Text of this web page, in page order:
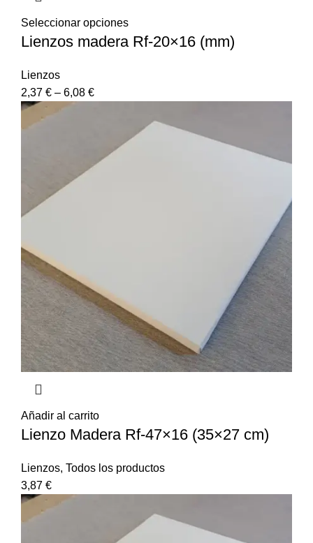
Seleccionar opciones
Lienzos madera Rf-20×16 (mm)
Lienzos
2,37 € – 6,08 €
Añadir al carrito
Lienzo Madera Rf-47×16 (35×27 cm)
Lienzos, Todos los productos
3,87 €